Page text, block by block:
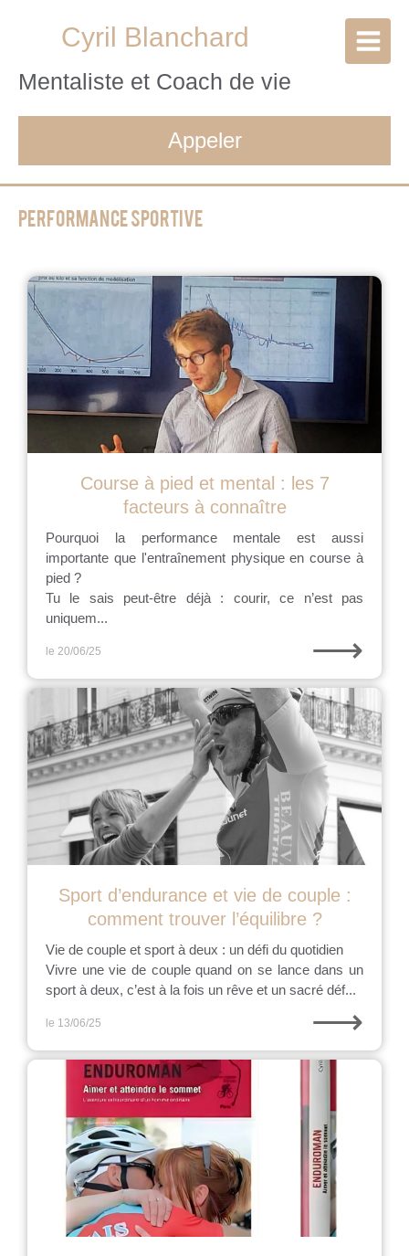
Cyril Blanchard
Mentaliste et Coach de vie
Appeler
Performance sportive
Course à pied et mental : les 7
facteurs à connaître
Pourquoi la performance mentale est aussi
importante que l'entraînement physique en course à
pied ?
Tu le sais peut-être déjà : courir, ce n’est pas
uniquem...
le 20/06/25 ⟶
Sport d’endurance et vie de couple :
comment trouver l’équilibre ?
Vie de couple et sport à deux : un défi du quotidien
Vivre une vie de couple quand on se lance dans un
sport à deux, c’est à la fois un rêve et un sacré déf...
le 13/06/25 ⟶